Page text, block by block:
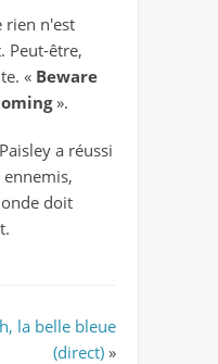
rien n'est
Peut-être,
« Beware
».
a réussi
ennemis,
doit
la belle bleue
(direct) »